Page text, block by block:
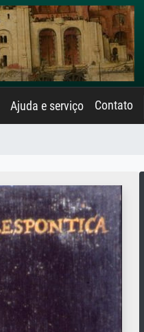
Ajuda e serviço Contato